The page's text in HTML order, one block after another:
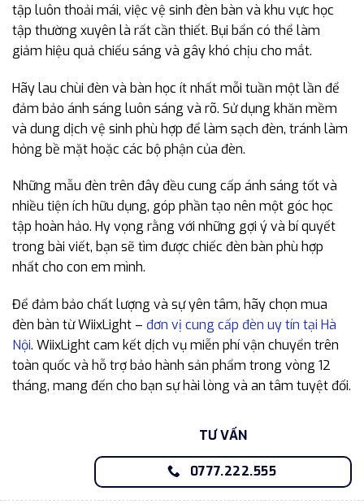
tập luôn thoải mái, việc vệ sinh đèn bàn và khu vực học
tập thường xuyên là rất cần thiết. Bụi bẩn có thể làm
giảm hiệu quả chiếu sáng và gây khó chịu cho mắt.
Hãy lau chùi đèn và bàn học ít nhất mỗi tuần một lần để
đảm bảo ánh sáng luôn sáng và rõ. Sử dụng khăn mềm
và dung dịch vệ sinh phù hợp để làm sạch đèn, tránh làm
hỏng bề mặt hoặc các bộ phận của đèn.
Những mẫu đèn trên đây đều cung cấp ánh sáng tốt và
nhiều tiện ích hữu dụng, góp phần tạo nên một góc học
tập hoàn hảo. Hy vọng rằng với những gợi ý và bí quyết
trong bài viết, bạn sẽ tìm được chiếc đèn bàn phù hợp
nhất cho con em mình.
Để đảm bảo chất lượng và sự yên tâm, hãy chọn mua
đèn bàn từ WiixLight – đơn vị cung cấp đèn uy tín tại Hà
Nội. WiixLight cam kết dịch vụ miễn phí vận chuyển trên
toàn quốc và hỗ trợ bảo hành sản phẩm trong vòng 12
tháng, mang đến cho bạn sự hài lòng và an tâm tuyệt đối.
TƯ VẤN
0777.222.555